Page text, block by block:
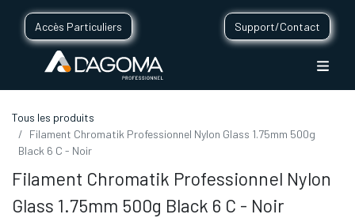
Accès Particuliers Support/Contact
Tous les produits
Filament Chromatik Professionnel Nylon Glass 1.75mm 500g
Black 6 C - Noir
Filament Chromatik Professionnel Nylon
Glass 1.75mm 500g Black 6 C - Noir